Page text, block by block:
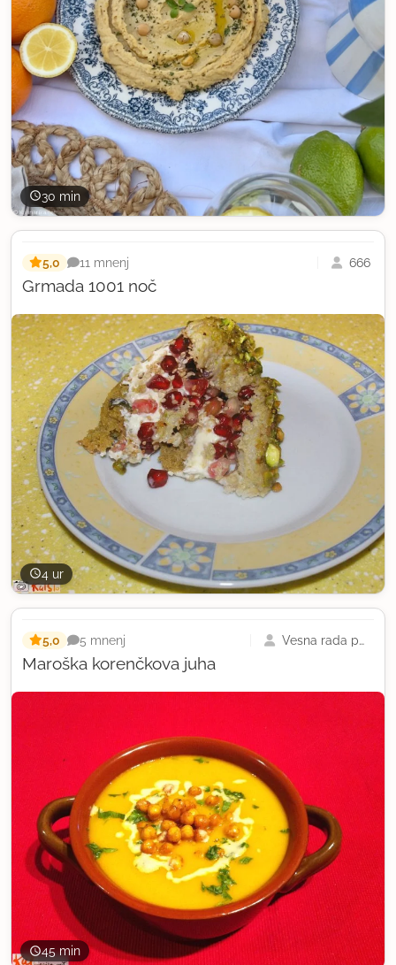
30 min
4 ur
Grmada 1001 noč
5,0 11 mnenj 666
45 min
Maroška korenčkova juha
5,0 5 mnenj Vesna rada peče